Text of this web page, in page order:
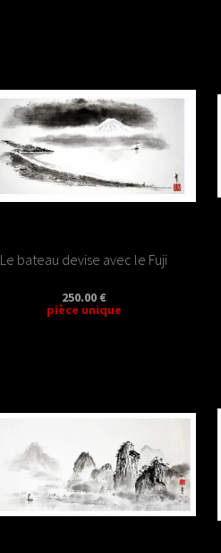
Le bateau devise avec le Fuji
250.00 €
pièce unique